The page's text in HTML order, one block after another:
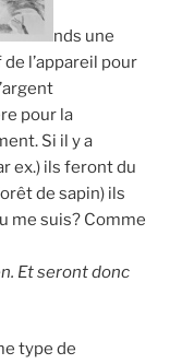
nds une
l’appareil pour
pour la
Si il y a
ex.) ils feront du
de sapin) ils
me suis? Comme
Et seront donc
type de